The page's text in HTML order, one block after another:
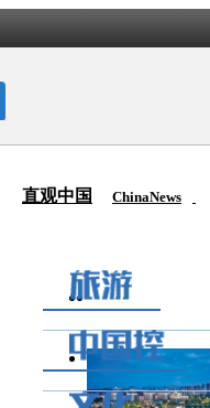
直观中国 ChinaNews